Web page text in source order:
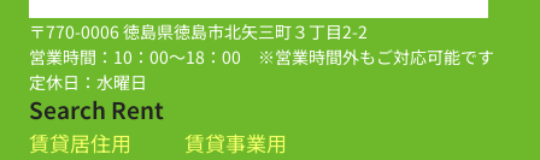
〒770-0006 徳島県徳島市北矢三町３丁目2-2
営業時間：10：00～18：00 ※営業時間外もご対応可能です
定休日：水曜日
Search Rent
賃貸居住用
賃貸事業用